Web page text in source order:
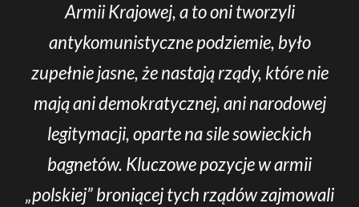
Armii Krajowej, a to oni tworzyli
antykomunistyczne podziemie, było
zupełnie jasne, że nastają rządy, które nie
mają ani demokratycznej, ani narodowej
legitymacji, oparte na sile sowieckich
bagnetów. Kluczowe pozycje w armii
„polskiej” broniącej tych rządów zajmowali